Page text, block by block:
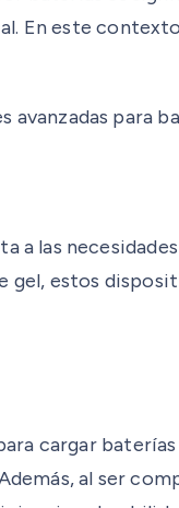
En este
avanzadas para
a las
gel, estos
cargar
al ser